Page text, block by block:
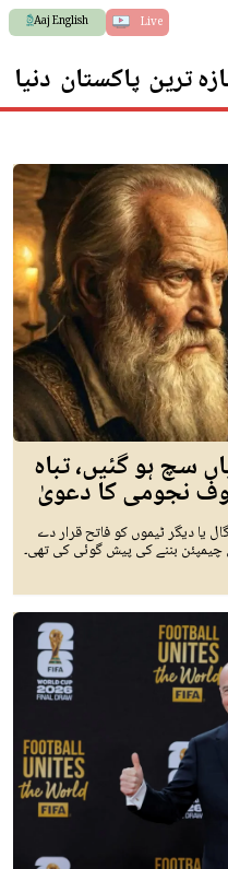
Live
Aaj English
ترین پاکستان دنیا
سچ ہو گئیں، تباہ
نجومی کا دعویٰ
یا دیگر ٹیموں کو فاتح قرار دے
چیمپئن بننے کی پیش گوئی کی تھی۔